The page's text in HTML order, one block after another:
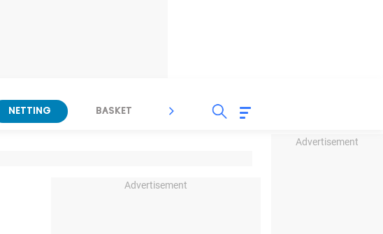
Advertisement
NETTING BASKET SPORT LAIN
Advertisement